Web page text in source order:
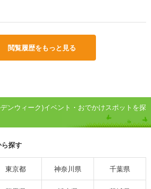
閲覧履歴をもっと見る
ンウィーク)イベント・おでかけスポットを探
探す
東京都 神奈川県 千葉県